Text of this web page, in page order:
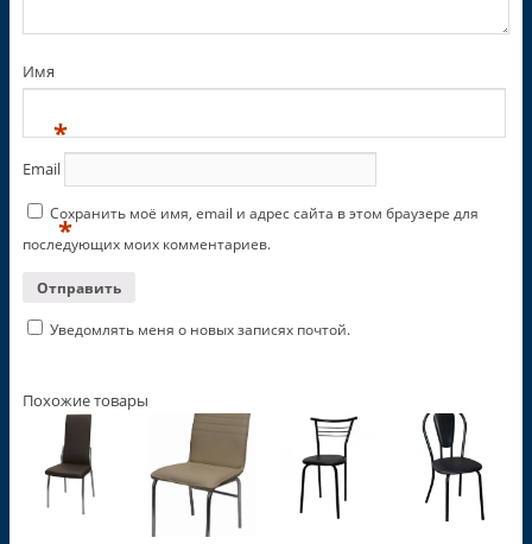
Имя
*
Email
*
Сохранить моё имя, email и адрес сайта в этом браузере для
последующих моих комментариев.
Уведомлять меня о новых записях почтой.
Похожие товары